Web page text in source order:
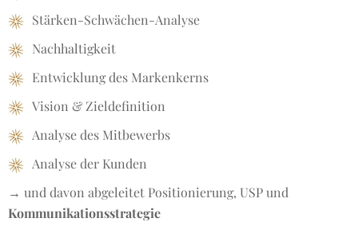
Stärken-Schwächen-Analyse
Nachhaltigkeit
Entwicklung des Markenkerns
Vision & Zieldefinition
Analyse des Mitbewerbs
Analyse der Kunden
→ und davon abgeleitet Positionierung, USP und
Kommunikationsstrategie